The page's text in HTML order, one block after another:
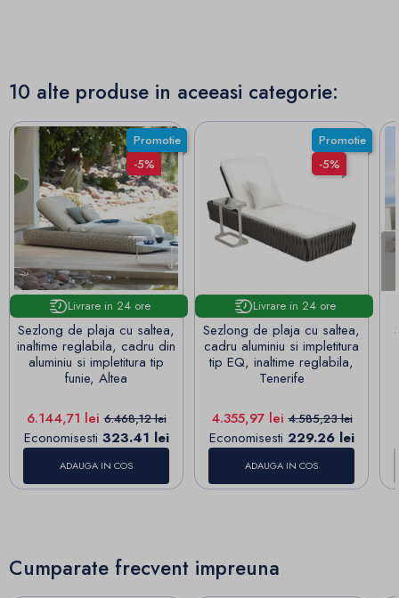
10 alte produse in aceeasi categorie:
Promotie
-5%
Livrare in 24 ore
Sezlong de plaja cu saltea,
inaltime reglabila, cadru din
aluminiu si impletitura tip
funie, Altea
Pret
6.144,71 leiPret de baza
6.468,12 lei
Economisesti 323.41 lei
ADAUGA IN COS
Promotie
-5%
Livrare in 24 ore
Sezlong de plaja cu saltea,
cadru aluminiu si impletitura
tip EQ, inaltime reglabila,
Tenerife
Pret
4.355,97 leiPret de baza
4.585,23 lei
Economisesti 229.26 lei
ADAUGA IN COS
Cumparate frecvent impreuna